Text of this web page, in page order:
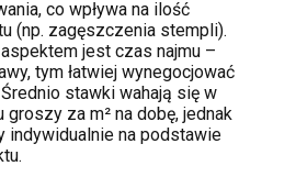
co wpływa na ilość
(np. zagęszczenia stempli).
jest czas najmu –
tym łatwiej wynegocjować
stawki wahają się w
za m² na dobę, jednak
indywidualnie na podstawie